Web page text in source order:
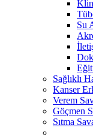
Su
Sağlıklı
Kanser
Verem
Göçmen
Sıtma